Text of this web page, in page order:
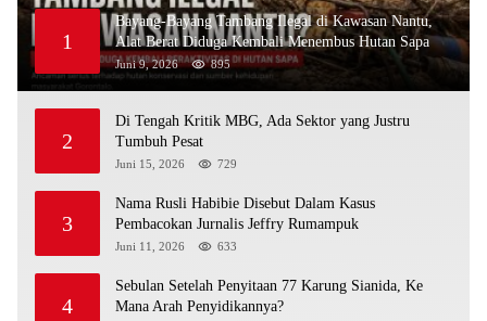
1
Bayang-Bayang Tambang Ilegal di Kawasan Nantu,
Alat Berat Diduga Kembali Menembus Hutan Sapa
Juni 9, 2026 895
2
Di Tengah Kritik MBG, Ada Sektor yang Justru
Tumbuh Pesat
Juni 15, 2026 729
3
Nama Rusli Habibie Disebut Dalam Kasus
Pembacokan Jurnalis Jeffry Rumampuk
Juni 11, 2026 633
4
Sebulan Setelah Penyitaan 77 Karung Sianida, Ke
Mana Arah Penyidikannya?